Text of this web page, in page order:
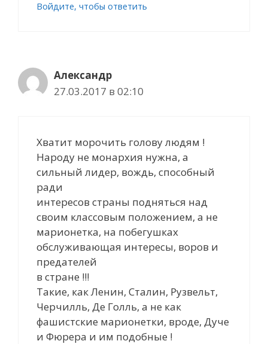
Войдите, чтобы ответить
Александр
27.03.2017 в 02:10
Хватит морочить голову людям !
Народу не монархия нужна, а
сильный лидер, вождь, способный
ради
интересов страны подняться над
своим классовым положением, а не
марионетка, на побегушках
обслуживающая интересы, воров и
предателей
в стране !!!
Такие, как Ленин, Сталин, Рузвельт,
Черчилль, Де Голль, а не как
фашистские марионетки, вроде, Дуче
и Фюрера и им подобные !